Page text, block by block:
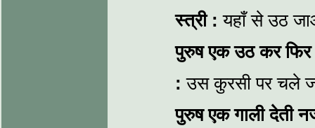
स्त्री : यहाँ से उठ
पुरुष एक उठ कर फिर
:उस कुरसी पर चले
पुरुष एक गाली देती